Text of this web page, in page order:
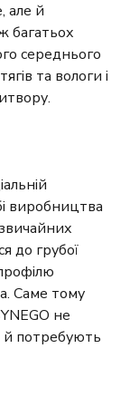
але й
багатьох
середнього
та вологи і
виробництва
до грубої
Саме тому
не
потребують